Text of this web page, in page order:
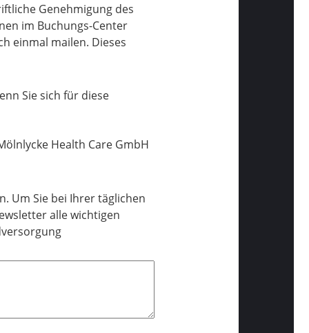
Genehmigung des
im Buchungs-Center
einmal mailen. Dieses
Sie sich für diese
Health Care GmbH
Um Sie bei Ihrer täglichen
alle wichtigen